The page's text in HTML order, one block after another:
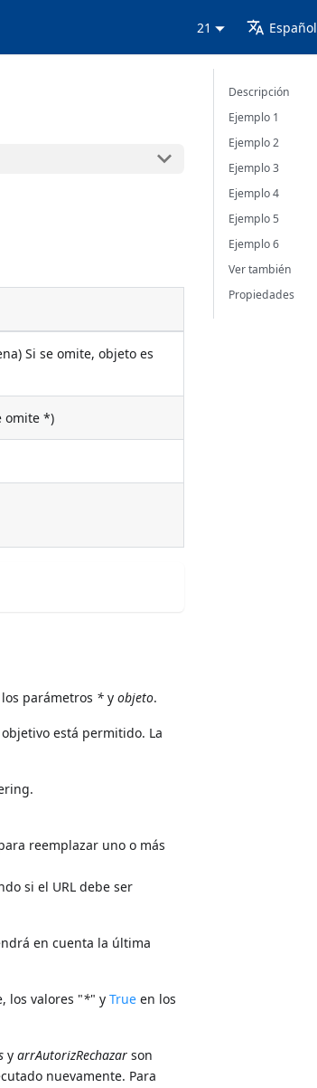
21 Español
Si se omite, objeto es
omite *)
parámetros * yobjeto.
está permitido. La
reemplazar uno o más
si el URL debe ser
en cuenta la última
los valores "*" yTrue en los
yarrAutorizRechazar son
nuevamente. Para
Descripción
Ejemplo 1
Ejemplo 2
Ejemplo 3
Ejemplo 4
Ejemplo 5
Ejemplo 6
Ver también
Propiedades